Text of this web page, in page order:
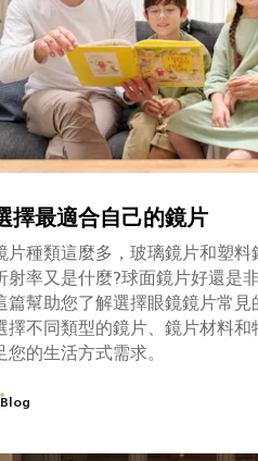
擇最適合自己的鏡片
片種類這麼多，玻璃鏡片和塑料
射率又是什麼?球面鏡片好還是
篇幫助您了解選擇眼鏡鏡片常見
擇不同類型的鏡片、鏡片材料和
您的生活方式需求。
Blog